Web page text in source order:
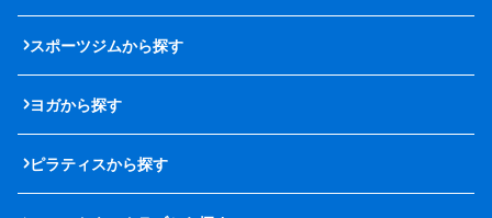
スポーツジムから探す
ヨガから探す
ピラティスから探す